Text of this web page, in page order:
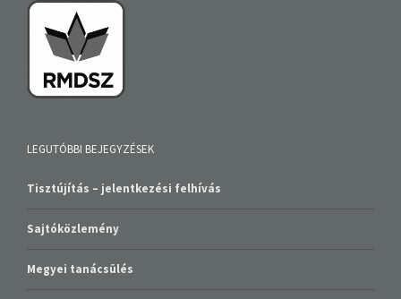
LEGUTÓBBI BEJEGYZÉSEK
Tisztújítás – jelentkezési felhívás
Sajtóközlemény
Megyei tanácsülés